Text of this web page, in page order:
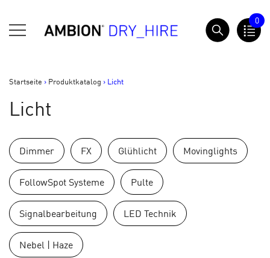
zum
Inhalt
AMBION Dry Hire
0
Startseite > Produktkatalog > Licht
Licht
Dimmer FX Glühlicht Movinglights
FollowSpot Systeme Pulte
Signalbearbeitung LED Technik
Nebel | Haze